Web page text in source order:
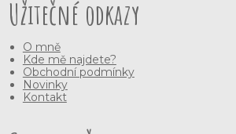
Užitečné odkazy
O mně
Kde mě najdete?
Obchodní podmínky
Novinky
Kontakt